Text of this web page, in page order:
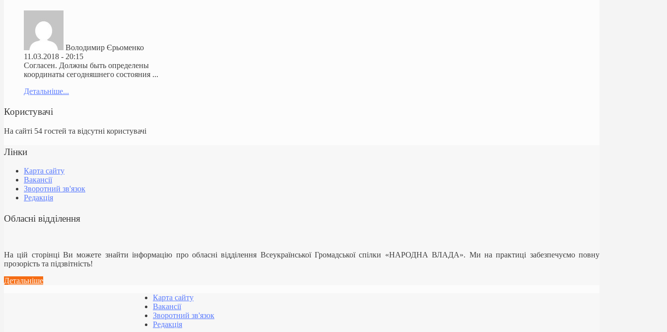
Володимир Єрьоменко
11.03.2018 - 20:15
Согласен. Должны быть определены
координаты сегодняшнего состояния ...
Детальніше...
Користувачі
На сайті 54 гостей та відсутні користувачі
Лінки
Карта сайту
Вакансії
Зворотний зв'язок
Редакція
Обласні відділення
На цій сторінці Ви можете знайти інформацію про обласні відділення Всеукраїнської Громадської спілки «НАРОДНА ВЛАДА». Ми на практиці забезпечуємо повну
прозорість та підзвітність!
Детальніше
Карта сайту
Вакансії
Зворотний зв'язок
Редакція